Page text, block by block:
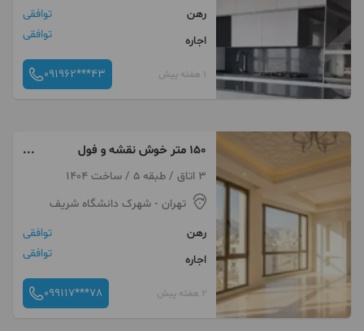
رهن
توافقی
اجاره
توافقی
1 هفته پیش 091962***43
۱۵۰ متر خوش نقشه و فول
امکانات در لوکیشنی خاص
3 اتاق / طبقه 5 / ساخت 1404
تهران - شهرک دانشگاه شریف
رهن
توافقی
اجاره
توافقی
2 هفته پیش 099117***78